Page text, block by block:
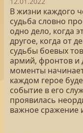
В жизни каждого
судьба словно
одно дело, когда
другое, когда от
судьбы боевых
армий, фронтов и
моменты
каждом герое
событие в его
проявилась
важное сражение